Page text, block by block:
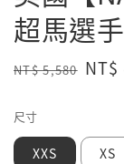
超馬選
Regular
NT$ 5,580 Sale
NT$
尺寸
XXS XS